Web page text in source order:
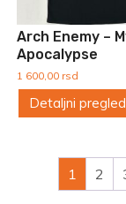
stranici
proizvoda.
Arch Enemy –
Apocalypse
1 600,00 rsd
Detaljni pregled
1 2